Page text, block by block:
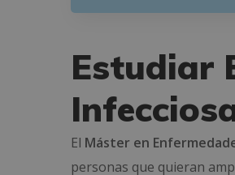
Estudiar
El Máster en
personas que quieran